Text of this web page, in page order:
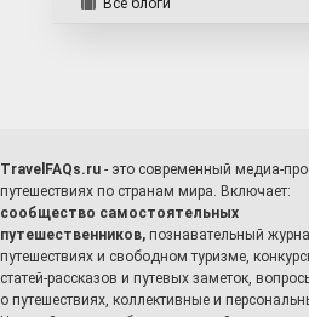
Все блоги
TravelFAQs.ru- это современный медиа-
путешествиях по странам мира. Включает:
сообщество самостоятельных
путешественников,познавательный
путешествиях и свободном туризме,
статей-рассказов и путевых заметок,
о путешествиях, коллективные и